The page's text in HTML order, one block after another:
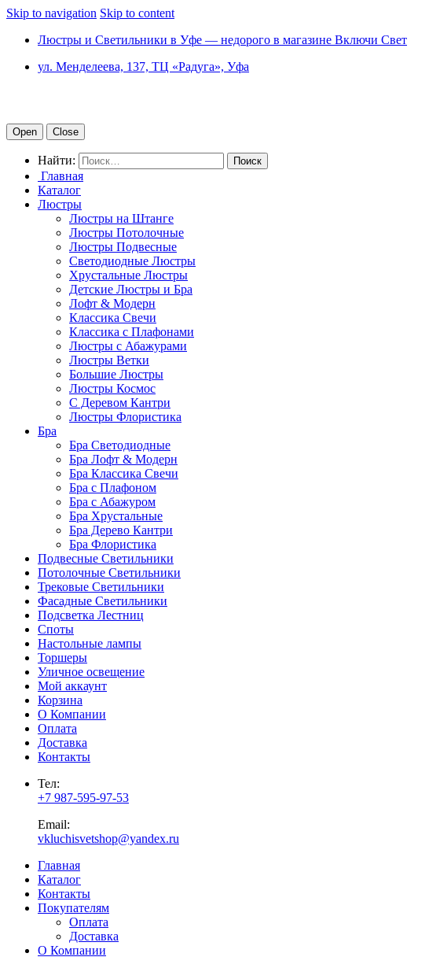
Skip to navigation Skip to content
Люстры и Светильники в Уфе — недорого в магазине Включи Свет
ул. Менделеева, 137, ТЦ «Радуга», Уфа
Open Close
Найти:
Главная
Каталог
Люстры
Люстры на Штанге
Люстры Потолочные
Люстры Подвесные
Светодиодные Люстры
Хрустальные Люстры
Детские Люстры и Бра
Лофт & Модерн
Классика Свечи
Классика с Плафонами
Люстры с Абажурами
Люстры Ветки
Большие Люстры
Люстры Космос
С Деревом Кантри
Люстры Флористика
Бра
Бра Светодиодные
Бра Лофт & Модерн
Бра Классика Свечи
Бра с Плафоном
Бра с Абажуром
Бра Хрустальные
Бра Дерево Кантри
Бра Флористика
Подвесные Светильники
Потолочные Светильники
Трековые Светильники
Фасадные Светильники
Подсветка Лестниц
Споты
Настольные лампы
Торшеры
Уличное освещение
Мой аккаунт
Корзина
О Компании
Оплата
Доставка
Контакты
Тел:
+7 987-595-97-53
Email:
vkluchisvetshop@yandex.ru
Главная
Каталог
Контакты
Покупателям
Оплата
Доставка
О Компании